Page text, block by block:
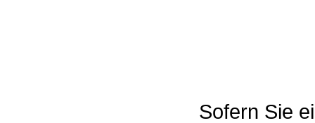
Sofern Sie